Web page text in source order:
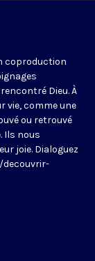
coproduction
Dieu. À
vie, comme une
ou retrouvé
Ils nous
joie. Dialoguez
decouvrir-